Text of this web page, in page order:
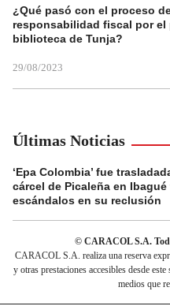
¿Qué pasó con el proceso
responsabilidad fiscal por el
biblioteca de Tunja?
29/08/2023
Últimas Noticias
‘Epa Colombia’ fue
cárcel de Picaleña en Ibagué
escándalos en su reclusión
© CARACOL S.A.
CARACOL S.A. realiza una reserva
y otras prestaciones accesibles desde
medios que